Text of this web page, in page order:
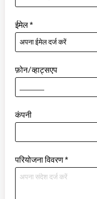
ईमेल*
फ़ोन/व्हाट्सएप
कंपनी
परियोजना विवरण*